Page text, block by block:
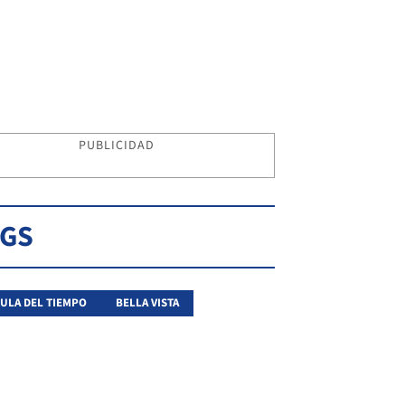
PUBLICIDAD
DEL TIEMPO BELLA VISTA